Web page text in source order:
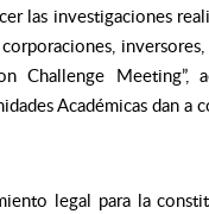
las investigaciones
Challenge
Académicas dan a
legal para la